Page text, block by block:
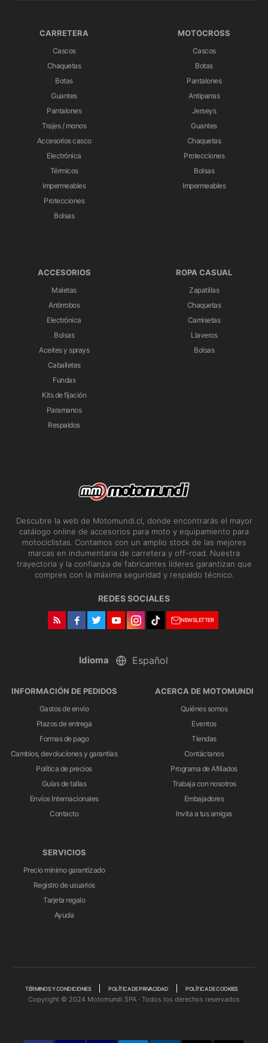
CARRETERA
Cascos
Chaquetas
Botas
Guantes
Pantalones
Trajes / monos
Accesorios casco
Electrónica
Térmicos
Impermeables
Protecciones
Bolsas
MOTOCROSS
Cascos
Botas
Pantalones
Antiparras
Jerseys
Guantes
Chaquetas
Protecciones
Bolsas
Impermeables
ACCESORIOS
Maletas
Antirrobos
Electrónica
Bolsas
Aceites y sprays
Caballetes
Fundas
Kits de fijación
Paramanos
Respaldos
ROPA CASUAL
Zapatillas
Chaquetas
Camisetas
Llaveros
Bolsas
Descubre la web de Motomundi.cl, donde encontrarás el mayor
catálogo online de accesorios para moto y equipamiento para
motociclistas. Contamos con un amplio stock de las mejores
marcas en indumentaria de carretera y off-road. Nuestra
trayectoria y la confianza de fabricantes líderes garantizan que
compres con la máxima seguridad y respaldo técnico.
REDES SOCIALES
NEWSLETTER
Idioma
INFORMACIÓN DE PEDIDOS
Gastos de envío
Plazos de entrega
Formas de pago
Cambios, devoluciones y garantías
Política de precios
Guías de tallas
Envíos Internacionales
Contacto
ACERCA DE MOTOMUNDI
Quiénes somos
Eventos
Tiendas
Contáctanos
Programa de Afiliados
Trabaja con nosotros
Embajadores
Invita a tus amigxs
SERVICIOS
Precio mínimo garantizado
Registro de usuarios
Tarjeta regalo
Ayuda
TÉRMINOS Y CONDICIONES POLÍTICA DE PRIVACIDAD POLÍTICA DE COOKIES
Copyright © 2024 Motomundi SPA · Todos los derechos reservados